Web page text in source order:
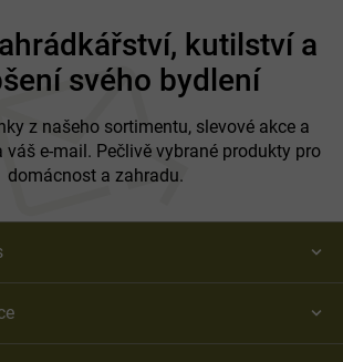
kutilství a
svého bydlení
z našeho sortimentu, slevové akce a
váš e-mail. Pečlivě vybrané produkty pro
domácnost a zahradu.